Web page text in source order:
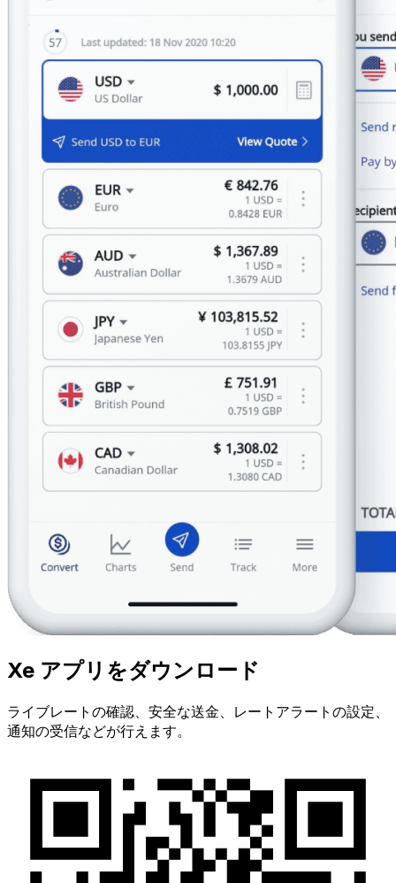
Xe アプリをダウンロード
ライブレートの確認、安全な送金、レートアラートの設定、
通知の受信などが行えます。